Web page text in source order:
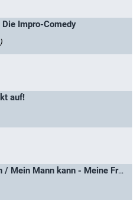
Impro-Comedy
)
auf!
Mein Mann kann / Mein Mann kann - Meine Frau auch